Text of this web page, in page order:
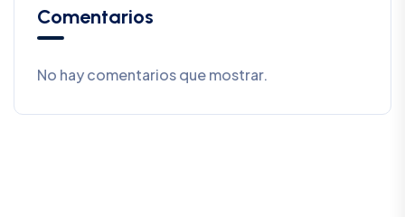
Comentarios
No hay comentarios que mostrar.